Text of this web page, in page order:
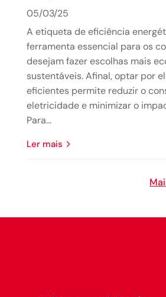
05/03/25
A etiqueta de eficiência
ferramenta essencial para os
desejam fazer escolhas mais
sustentáveis. Afinal, optar por
eficientes permite reduzir o
eletricidade e minimizar o
Para...
Ler mais